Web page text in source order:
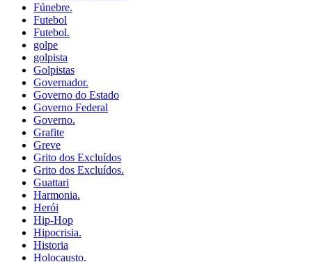
Fúnebre.
Futebol
Futebol.
golpe
golpista
Golpistas
Governador.
Governo do Estado
Governo Federal
Governo.
Grafite
Greve
Grito dos Excluídos
Grito dos Excluídos.
Guattari
Harmonia.
Herói
Hip-Hop
Hipocrisia.
Historia
Holocausto.